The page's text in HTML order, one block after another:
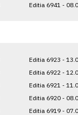
Editia 6941 -
Editia 6923 -
Editia 6922 -
Editia 6921 -
Editia 6920 -
Editia 6919 -